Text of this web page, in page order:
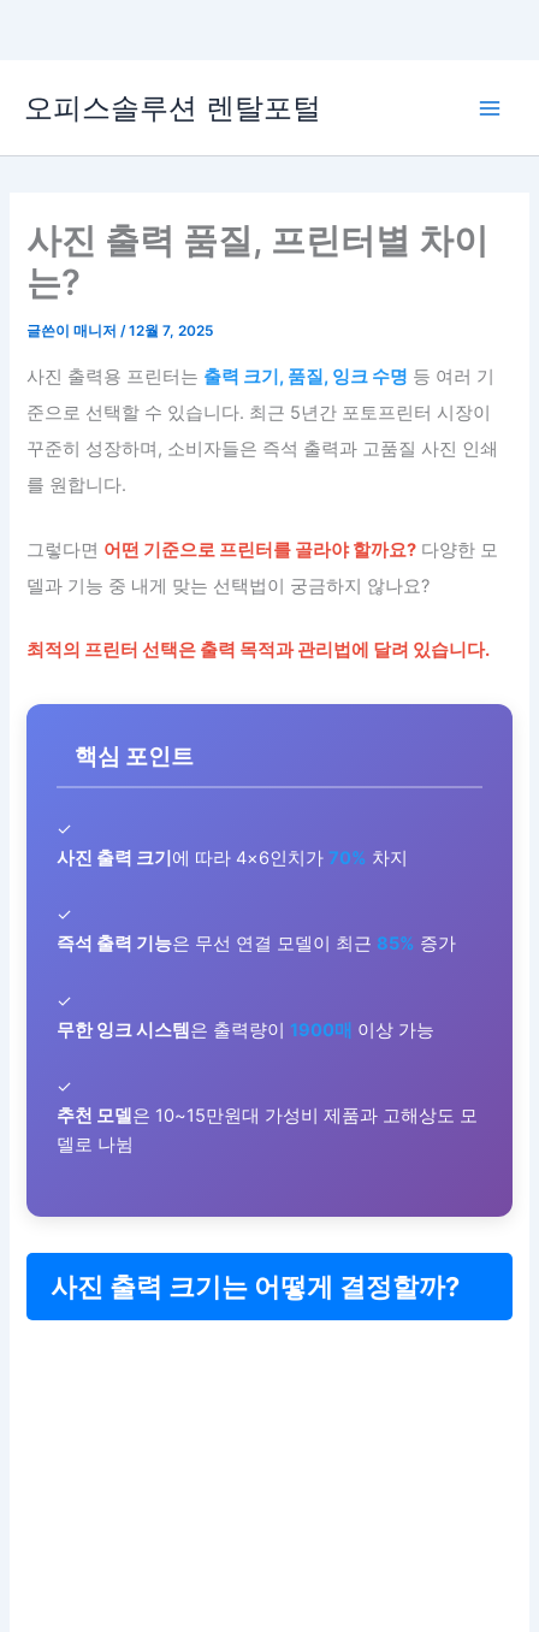
로
오피스솔루션 렌탈포털
사진 출력 품질, 프린터별 차이
는?
글쓴이매니저 /12월 7, 2025
사진 출력용 프린터는 출력 크기, 품질, 잉크 수명 등 여러 기
준으로 선택할 수 있습니다. 최근 5년간 포토프린터 시장이
꾸준히 성장하며, 소비자들은 즉석 출력과 고품질 사진 인쇄
를 원합니다.
그렇다면 어떤 기준으로 프린터를 골라야 할까요? 다양한 모
델과 기능 중 내게 맞는 선택법이 궁금하지 않나요?
최적의 프린터 선택은 출력 목적과 관리법에 달려 있습니다.
핵심 포인트
✓
사진 출력 크기에 따라 4×6인치가70% 차지
✓
즉석 출력 기능은 무선 연결 모델이 최근 85% 증가
✓
무한 잉크 시스템은 출력량이 1900매 이상 가능
✓
추천 모델은 10~15만원대 가성비 제품과 고해상도 모
델로 나뉨
사진 출력 크기는 어떻게 결정할까?